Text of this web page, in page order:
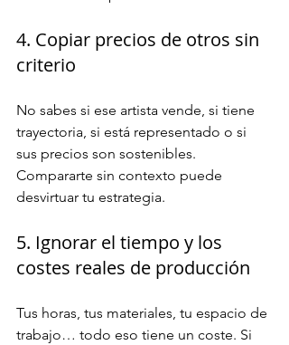
4. Copiar precios de otros sin
criterio
No sabes si ese artista vende, si tiene
trayectoria, si está representado o si
sus precios son sostenibles.
Compararte sin contexto puede
desvirtuar tu estrategia.
5. Ignorar el tiempo y los
costes reales de producción
Tus horas, tus materiales, tu espacio de
trabajo… todo eso tiene un coste. Si